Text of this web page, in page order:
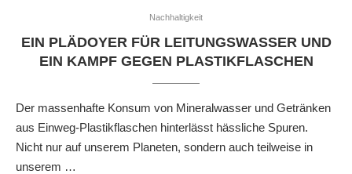
Nachhaltigkeit
EIN PLÄDOYER FÜR LEITUNGSWASSER UND
EIN KAMPF GEGEN PLASTIKFLASCHEN
Der massenhafte Konsum von Mineralwasser und Getränken
aus Einweg-Plastikflaschen hinterlässt hässliche Spuren.
Nicht nur auf unserem Planeten, sondern auch teilweise in
unserem …